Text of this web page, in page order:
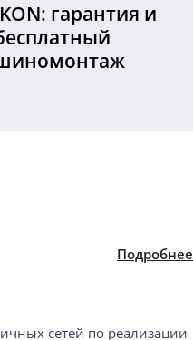
гарантия и
Подробнее
сетей по реализации